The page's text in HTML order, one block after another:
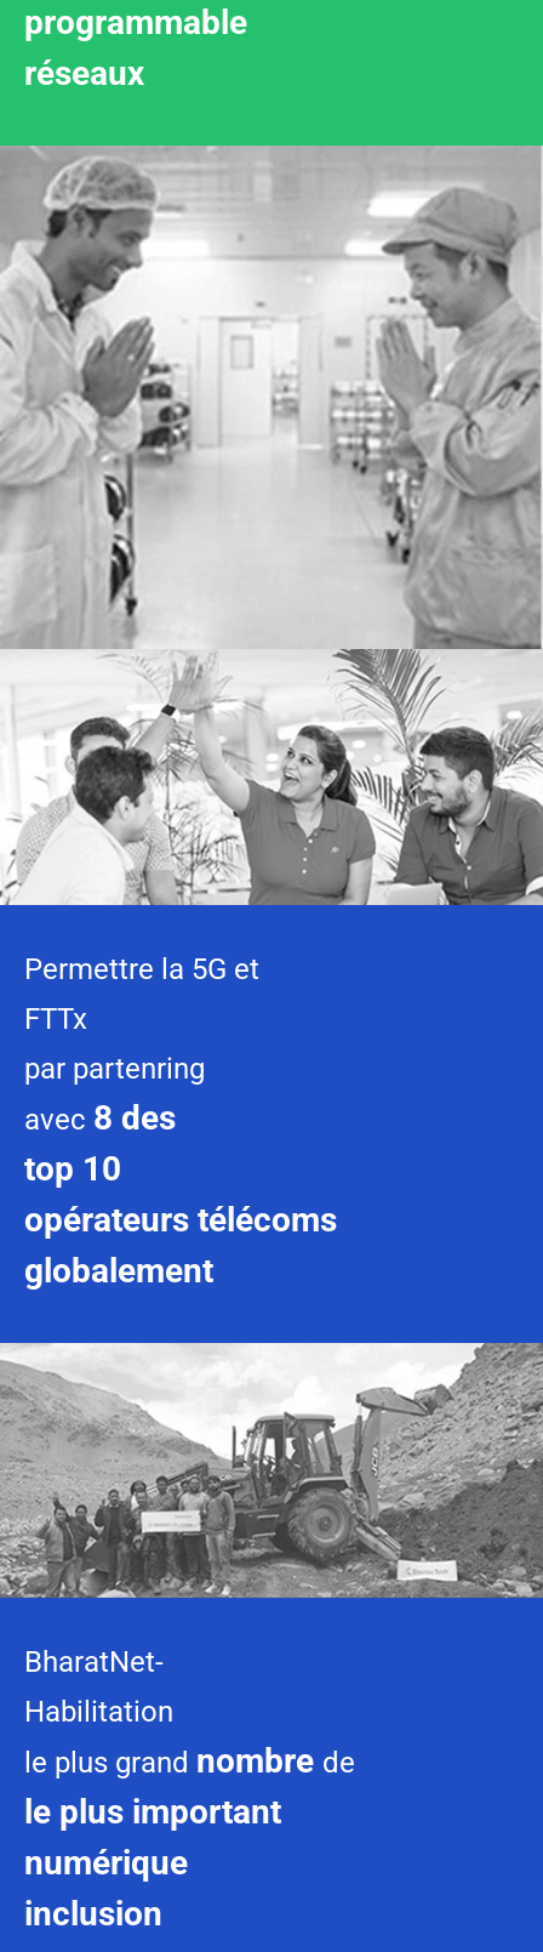
programmable
réseaux
Permettre la 5G et
FTTx
par partenring
avec 8 des
top 10
opérateurs télécoms
globalement
BharatNet-
Habilitation
le plus grand nombre de
le plus important
numérique
inclusion